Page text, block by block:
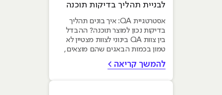
לבניית תהליך בדיקות תוכנה
אסטרטגיית QA: איך בונים תהליך
בדיקות נכון למוצר תוכנה? ההבדל
בין צוות QA בינוני לצוות מצטיין לא
טמון בכמות הבאגים שהם מוצאים,
אלא בצורה שבה הם...
להמשך קריאה >